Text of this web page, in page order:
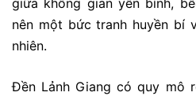
nên một bức tranh huyền bí
nhiên.
Đền Lảnh Giang có quy mô